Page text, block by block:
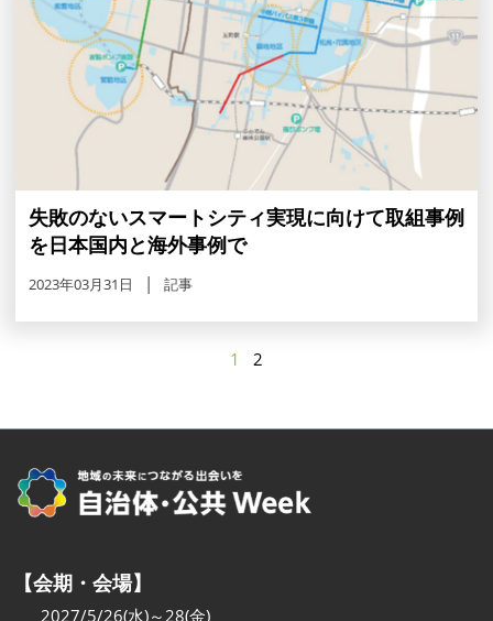
失敗のないスマートシティ実現に向けて取組事例
を日本国内と海外事例で
2023年03月31日 記事
1 2
【会期・会場】
2027/5/26(水)～28(金)